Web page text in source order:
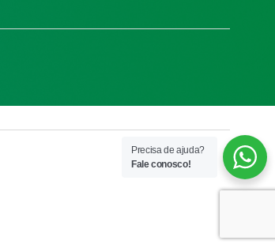
Precisa de ajuda?
Fale conosco!